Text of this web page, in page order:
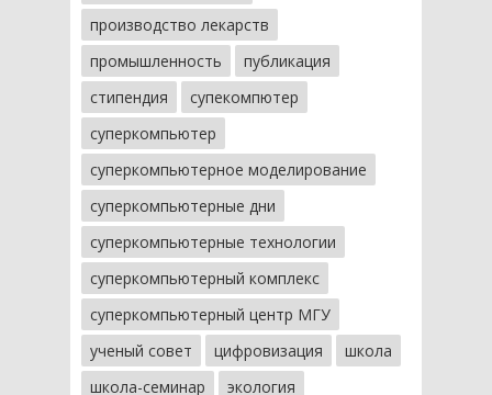
производство лекарств
промышленность
публикация
стипендия
супекомпютер
суперкомпьютер
суперкомпьютерное моделирование
суперкомпьютерные дни
суперкомпьютерные технологии
суперкомпьютерный комплекс
суперкомпьютерный центр МГУ
ученый совет
цифровизация
школа
школа-семинар
экология